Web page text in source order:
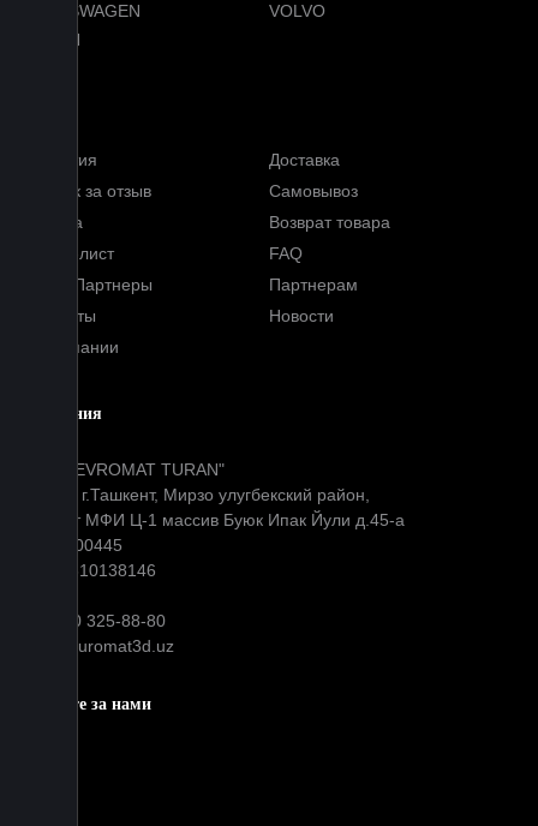
VOLKSWAGEN
VOLVO
VOYAH
Гарантия
Доставка
Кэшбэк за отзыв
Самовывоз
Оплата
Возврат товара
Прайс-лист
FAQ
Наши Партнеры
Партнерам
Контакты
Новости
О компании
Компания
ООО "EVROMAT TURAN"
Адрес: г.Ташкент, Мирзо улугбекский район,
Окибат МФИ Ц-1 массив Буюк Ипак Йули д.45-а
МФО: 00445
ИНН: 310138146
+99890 325-88-80
info@euromat3d.uz
Следите за нами